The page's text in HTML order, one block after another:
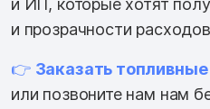
и ИП, которые хотят
и прозрачности
👉 Заказать
или позвоните нам нам